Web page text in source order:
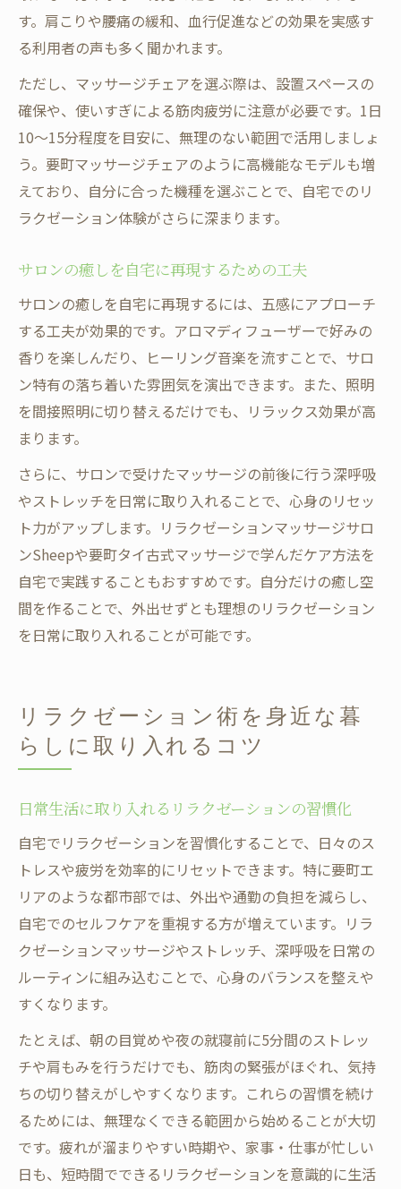
リラクゼーションを深める音楽とアロマの
活用法
家族と一緒に楽しむリラクゼーションタイ
ムの工夫
自宅空間で叶えるリラクゼーションの持続
性
す。肩こりや腰痛の緩和、血行促進などの効果を実感す
る利用者の声も多く聞かれます。
ただし、マッサージチェアを選ぶ際は、設置スペースの
確保や、使いすぎによる筋肉疲労に注意が必要です。1日
10〜15分程度を目安に、無理のない範囲で活用しましょ
う。要町マッサージチェアのように高機能なモデルも増
えており、自分に合った機種を選ぶことで、自宅でのリ
ラクゼーション体験がさらに深まります。
サロンの癒しを自宅に再現するための工夫
サロンの癒しを自宅に再現するには、五感にアプローチ
する工夫が効果的です。アロマディフューザーで好みの
香りを楽しんだり、ヒーリング音楽を流すことで、サロ
ン特有の落ち着いた雰囲気を演出できます。また、照明
を間接照明に切り替えるだけでも、リラックス効果が高
まります。
さらに、サロンで受けたマッサージの前後に行う深呼吸
やストレッチを日常に取り入れることで、心身のリセッ
ト力がアップします。リラクゼーションマッサージサロ
ンSheepや要町タイ古式マッサージで学んだケア方法を
自宅で実践することもおすすめです。自分だけの癒し空
間を作ることで、外出せずとも理想のリラクゼーション
を日常に取り入れることが可能です。
リラクゼーション術を身近な暮
らしに取り入れるコツ
日常生活に取り入れるリラクゼーションの習慣化
自宅でリラクゼーションを習慣化することで、日々のス
トレスや疲労を効率的にリセットできます。特に要町エ
リアのような都市部では、外出や通勤の負担を減らし、
自宅でのセルフケアを重視する方が増えています。リラ
クゼーションマッサージやストレッチ、深呼吸を日常の
ルーティンに組み込むことで、心身のバランスを整えや
すくなります。
たとえば、朝の目覚めや夜の就寝前に5分間のストレッ
チや肩もみを行うだけでも、筋肉の緊張がほぐれ、気持
ちの切り替えがしやすくなります。これらの習慣を続け
るためには、無理なくできる範囲から始めることが大切
です。疲れが溜まりやすい時期や、家事・仕事が忙しい
日も、短時間でできるリラクゼーションを意識的に生活